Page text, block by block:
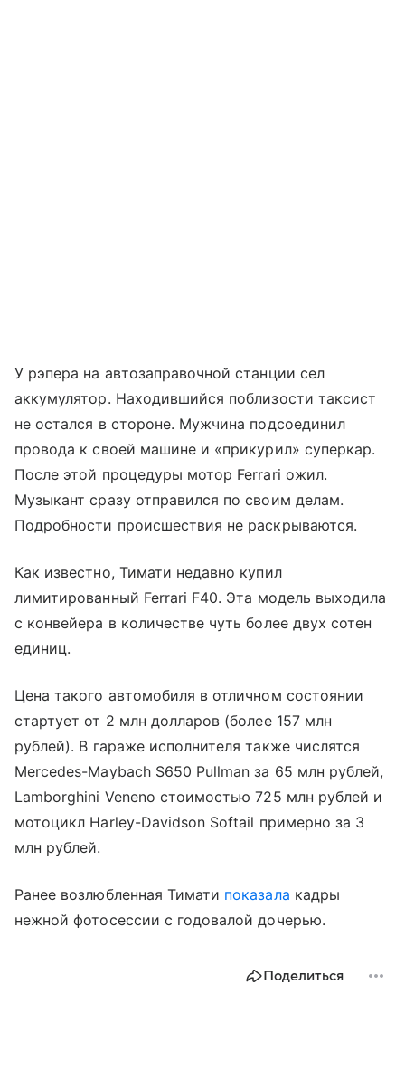
У рэпера на автозаправочной станции сел
аккумулятор. Находившийся поблизости таксист
не остался в стороне. Мужчина подсоединил
провода к своей машине и «прикурил» суперкар.
После этой процедуры мотор Ferrari ожил.
Музыкант сразу отправился по своим делам.
Подробности происшествия не раскрываются.
Как известно, Тимати недавно купил
лимитированный Ferrari F40. Эта модель выходила
с конвейера в количестве чуть более двух сотен
единиц.
Цена такого автомобиля в отличном состоянии
стартует от 2 млн долларов (более 157 млн
рублей). В гараже исполнителя также числятся
Mercedes-Maybach S650 Pullman за 65 млн рублей,
Lamborghini Veneno стоимостью 725 млн рублей и
мотоцикл Harley-Davidson Softail примерно за 3
млн рублей.
Ранее возлюбленная Тимати показала кадры
нежной фотосессии с годовалой дочерью.
Поделиться